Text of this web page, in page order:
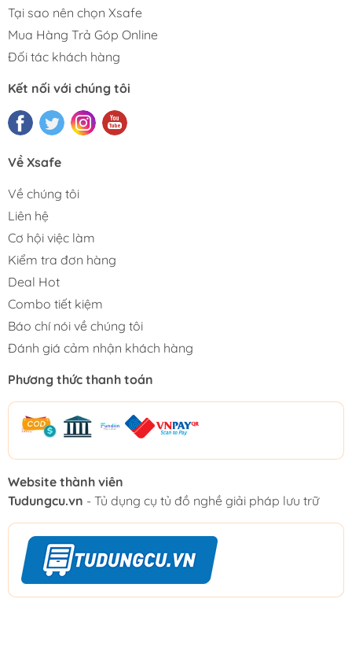
Tại sao nên chọn Xsafe
Mua Hàng Trả Góp Online
Đối tác khách hàng
Kết nối với chúng tôi
Về Xsafe
Về chúng tôi
Liên hệ
Cơ hội việc làm
Kiểm tra đơn hàng
Deal Hot
Combo tiết kiệm
Báo chí nói về chúng tôi
Đánh giá cảm nhận khách hàng
Phương thức thanh toán
Website thành viên
Tudungcu.vn - Tủ dụng cụ tủ đồ nghề giải pháp lưu trữ